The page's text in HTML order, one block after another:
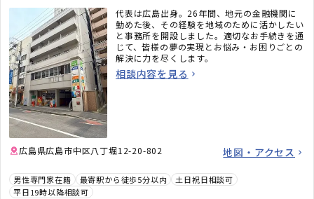
代表は広島出身。26年間、地元の金融機関に
勤めた後、その経験を地域のために活かしたい
と事務所を開設しました。適切なお手続きを通
じて、皆様の夢の実現とお悩み・お困りごとの
解決に力を尽くします。
相談内容を見る
広島県広島市中区八丁堀12-20-802 地図・アクセス
男性専門家在籍 最寄駅から徒歩5分以内
土日祝日相談可
平日19時以降相談可